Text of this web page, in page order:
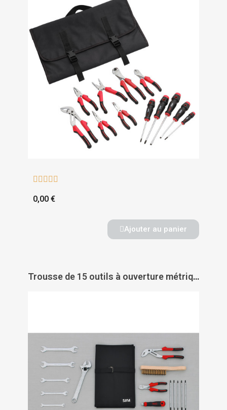
    
0,00 €
Ajouter au panier
Trousse de 15 outils à ouverture métrique pour lycéens et particuliers - cp-15sc - SAM OUTILLAGE